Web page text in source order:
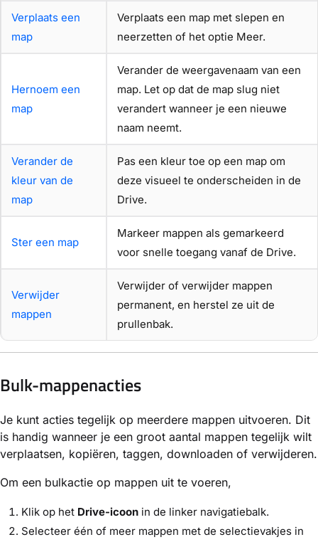
Verplaats een
map
Verplaats een map met slepen en
neerzetten of het optie Meer.
Hernoem een
map
Verander de weergavenaam van een
map. Let op dat de map slug niet
verandert wanneer je een nieuwe
naam neemt.
Verander de
kleur van de
map
Pas een kleur toe op een map om
deze visueel te onderscheiden in de
Drive.
Ster een map
Markeer mappen als gemarkeerd
voor snelle toegang vanaf de Drive.
Verwijder
mappen
Verwijder of verwijder mappen
permanent, en herstel ze uit de
prullenbak.
Bulk-mappenacties
Je kunt acties tegelijk op meerdere mappen uitvoeren. Dit
is handig wanneer je een groot aantal mappen tegelijk wilt
verplaatsen, kopiëren, taggen, downloaden of verwijderen.
Om een bulkactie op mappen uit te voeren,
Klik op het Drive-icoon in de linker navigatiebalk.
Selecteer één of meer mappen met de selectievakjes in